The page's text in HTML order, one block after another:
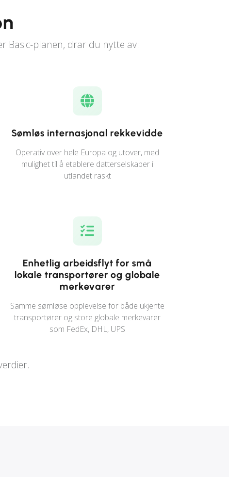
Basic-planen, drar du nytte av:
Sømløs internasjonal rekkevidde
Operativ over hele Europa og utover, med
mulighet til å etablere datterselskaper i
utlandet raskt
Enhetlig arbeidsflyt for små
lokale transportører og globale
merkevarer
Samme sømløse opplevelse for både ukjente
transportører og store globale merkevarer
som FedEx, DHL, UPS